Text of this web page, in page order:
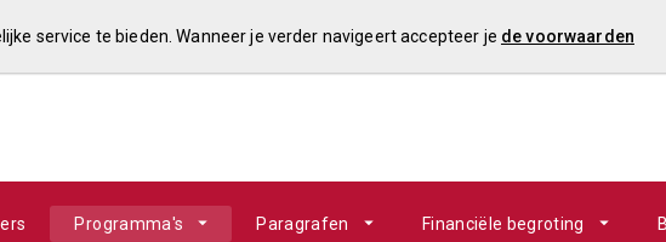
Programma's Paragrafen Financiële begroting
service te bieden. Wanneer je verder navigeert accepteer je de voorwaarden